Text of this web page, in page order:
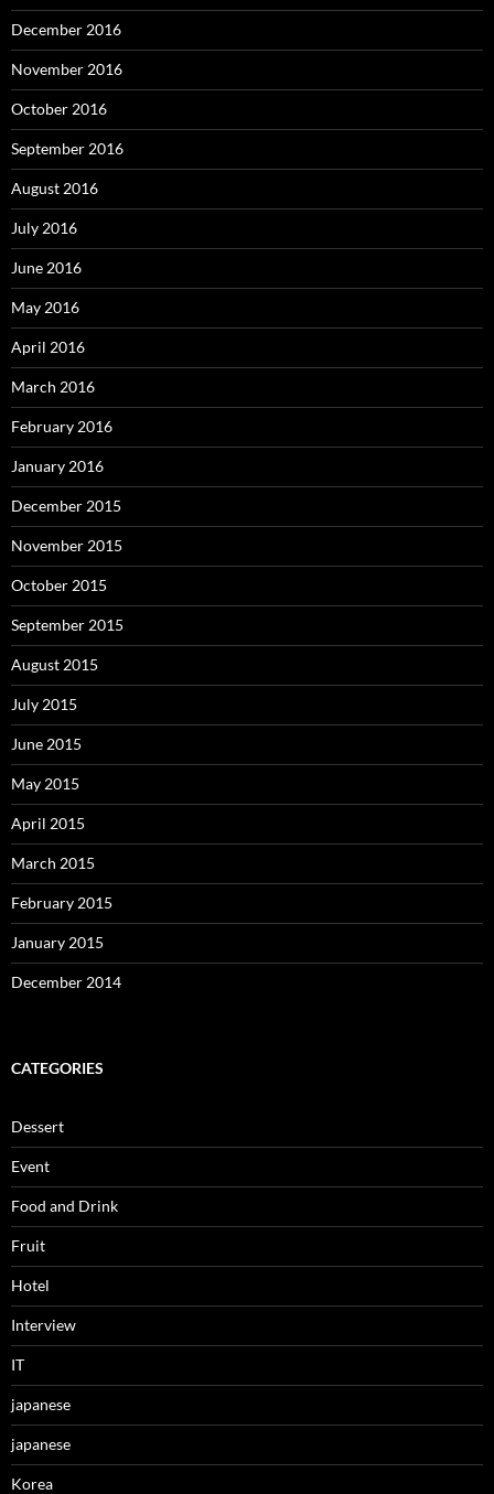
December 2016
November 2016
October 2016
September 2016
August 2016
July 2016
June 2016
May 2016
April 2016
March 2016
February 2016
January 2016
December 2015
November 2015
October 2015
September 2015
August 2015
July 2015
June 2015
May 2015
April 2015
March 2015
February 2015
January 2015
December 2014
CATEGORIES
Dessert
Event
Food and Drink
Fruit
Hotel
Interview
IT
japanese
japanese
Korea